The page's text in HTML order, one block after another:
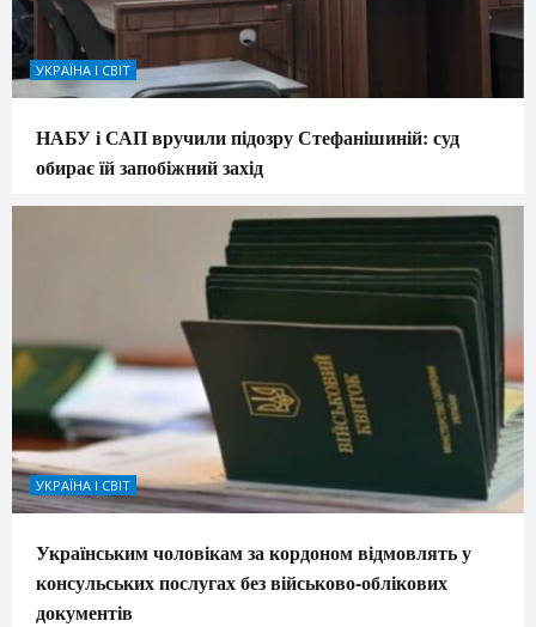
УКРАЇНА І СВІТ
НАБУ і САП вручили підозру Стефанішиній: суд
обирає їй запобіжний захід
УКРАЇНА І СВІТ
Українським чоловікам за кордоном відмовлять у
консульських послугах без військово-облікових
документів